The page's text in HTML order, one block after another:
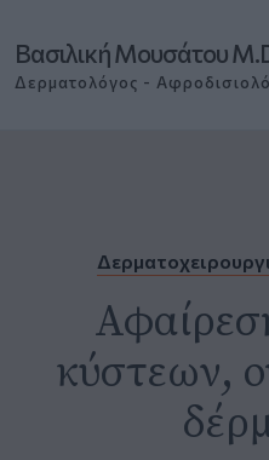
Βασιλική Μουσάτου
Δερματολόγος -
κύστεων,